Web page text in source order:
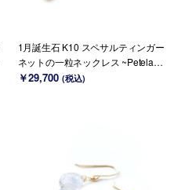
1月誕生石 K10 スペサルティンガー
ネットの一粒ネックレス ~Petela~
(K18 変更可能)
￥29,700 (税込)